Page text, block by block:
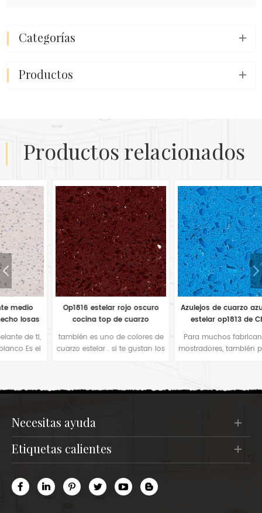
categorías
productos
productos relacionados
Op1816 estelar rojo oscuro
cocina top de cuarzo
también es uno de colores de
cuarzo estelar . si te gustan los
sería su buena opción. El
utiliza principalmente en
azulejos de bar o en pisos de
hoteles.
Azulejos de cuarzo azul claro
estelar op1813 de China
Para muchos fabricantes de
mostradores, también prefieren
simple color cómodo cuando
necesitas ayuda
etiquetas calientes